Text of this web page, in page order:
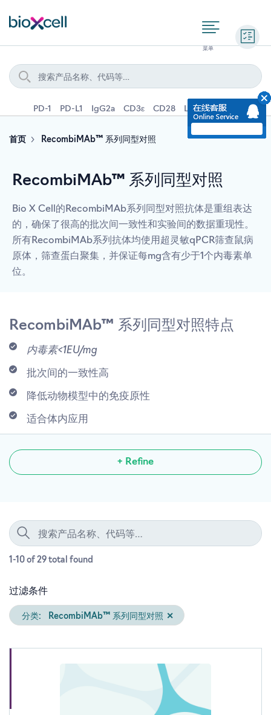
PD-1 PD-L1 IgG2a CD3ε CD28 Ly6G IFNγ IL-4
首页 RecombiMAb™ 系列同型对照
RecombiMAb™ 系列同型对照
Bio X Cell的RecombiMAb系列同型对照抗体是重组表达
的，确保了很高的批次间一致性和实验间的数据重现性。
所有RecombiMAb系列抗体均使用超灵敏qPCR筛查鼠病
原体，筛查蛋白聚集，并保证每mg含有少于1个内毒素单
位。
RecombiMAb™ 系列同型对照特点
内毒素<1EU/mg
批次间的一致性高
降低动物模型中的免疫原性
适合体内应用
+ Refine
1-10 of 29 total found
过滤条件
分类: RecombiMAb™ 系列同型对照 ✕